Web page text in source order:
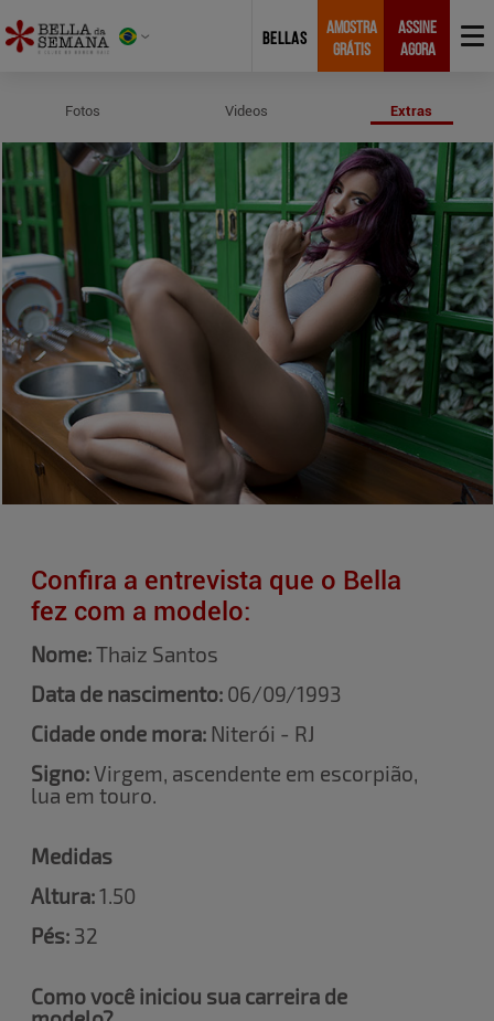
BELLAS
AMOSTRA
GRÁTIS
ASSINE
AGORA
Fotos Videos Extras
Confira a entrevista que o Bella
fez com a modelo:
Nome:Thaiz Santos
Data de nascimento: 06/09/1993
Cidade onde mora: Niterói - RJ
Signo:Virgem, ascendente em escorpião,
lua em touro.
Medidas
Altura:1.50
Pés: 32
Como você iniciou sua carreira de